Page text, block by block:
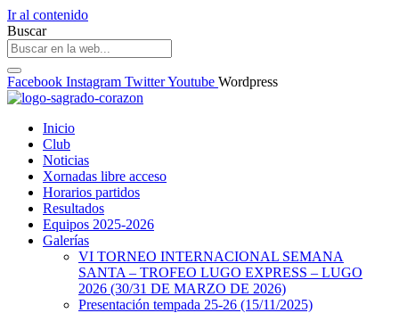
Ir al contenido
Buscar
Facebook Instagram TwitterYoutube Wordpress
Inicio
Club
Noticias
Xornadas libre acceso
Horarios partidos
Resultados
Equipos 2025-2026
Galerías
VI TORNEO INTERNACIONAL SEMANA
SANTA – TROFEO LUGO EXPRESS – LUGO
2026 (30/31 DE MARZO DE 2026)
Presentación tempada 25-26 (15/11/2025)